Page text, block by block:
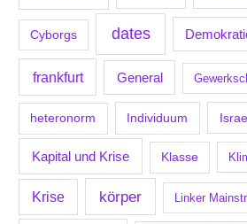
Cyborgs dates
frankfurt General
heteronorm Individuum
Kapital und Krise Klasse
Krise körper Linker